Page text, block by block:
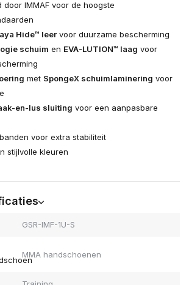
door IMMAF voor de hoogste
Hide™ leer voor duurzame bescherming
schuim en EVA-LUTION™ laag voor
met SpongeX schuimlaminering voor
en-lus sluiting voor een aanpasbare
voor extra stabiliteit
stijlvolle kleuren
GSR-IMF-1U-S
MMA handschoenen